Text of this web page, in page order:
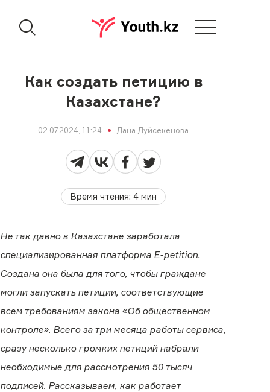
Как создать петицию в
Казахстане?
02.07.2024, 11:24 Дана Дуйсекенова
Время чтения: 4мин
Не так давно в Казахстане заработала
специализированная платформа E-petition.
Создана она была для того, чтобы граждане
могли запускать петиции, соответствующие
всем требованиям закона «Об общественном
контроле». Всего за три месяца работы сервиса,
сразу несколько громких петиций набрали
необходимые для рассмотрения 50 тысяч
подписей. Рассказываем, как работает